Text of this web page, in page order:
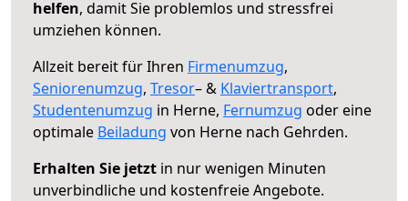
helfen, damit Sie problemlos und stressfrei
umziehen können.
Allzeit bereit für Ihren Firmenumzug,
Seniorenumzug, Tresor– & Klaviertransport,
Studentenumzug in Herne, Fernumzug oder eine
optimale Beiladung von Herne nach Gehrden.
Erhalten Sie jetzt in nur wenigen Minuten
unverbindliche und kostenfreie Angebote.